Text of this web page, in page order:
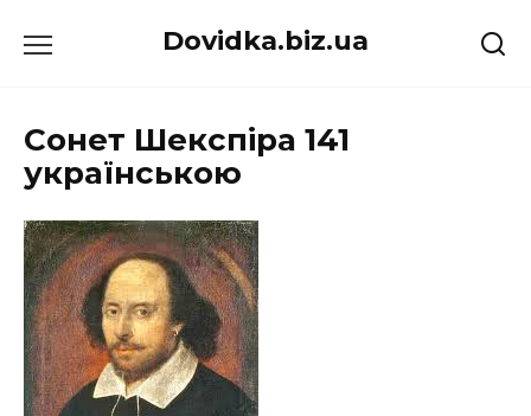
до
Dovidka.biz.ua
Сонет Шекспіра 141
українською